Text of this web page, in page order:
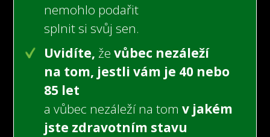
nemohlo podařit
splnit si svůj sen.
Uvidíte, ževůbec nezáleží
na tom, jestli vám je 40 nebo
85 let
a vůbec nezáleží na tom v jakém
jste zdravotním stavu